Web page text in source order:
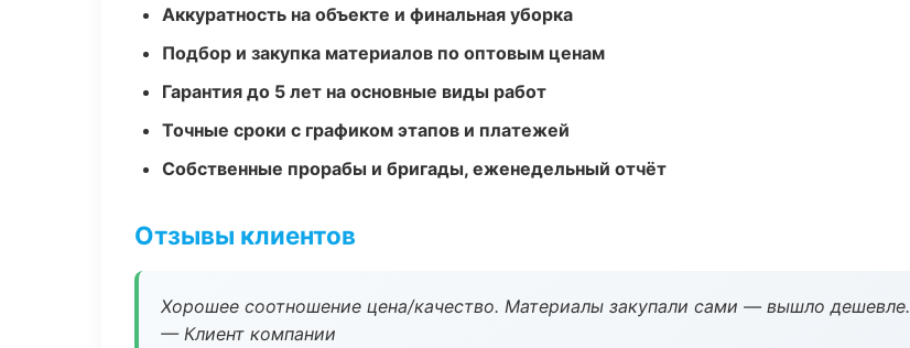
Аккуратность на объекте и финальная уборка
Подбор и закупка материалов по оптовым ценам
Гарантия до 5 лет на основные виды работ
Точные сроки с графиком этапов и платежей
Собственные прорабы и бригады, еженедельный отчёт
Отзывы клиентов
Хорошее соотношение цена/качество. Материалы закупали сами — вышло дешевле.
— Клиент компании